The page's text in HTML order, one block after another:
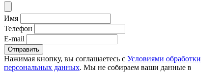
Имя
Телефон
E-mail
Отправить
Нажимая кнопку, вы соглашаетесь с Условиями обработки
персональных данных. Мы не собираем ваши данные в